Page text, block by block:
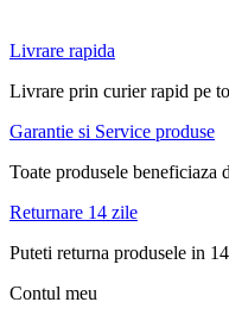
Livrare rapida
Livrare prin curier rapid pe
Garantie si Service produse
Toate produsele beneficiaza
Returnare 14 zile
Puteti returna produsele in
Contul meu